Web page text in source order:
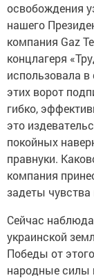
освобождения
нашего
компания Gaz
концлагеря
использовала
этих ворот
гибко,
это
покойных
правнуки.
компания
задеты
Сейчас
украинской
Победы от
народные силы